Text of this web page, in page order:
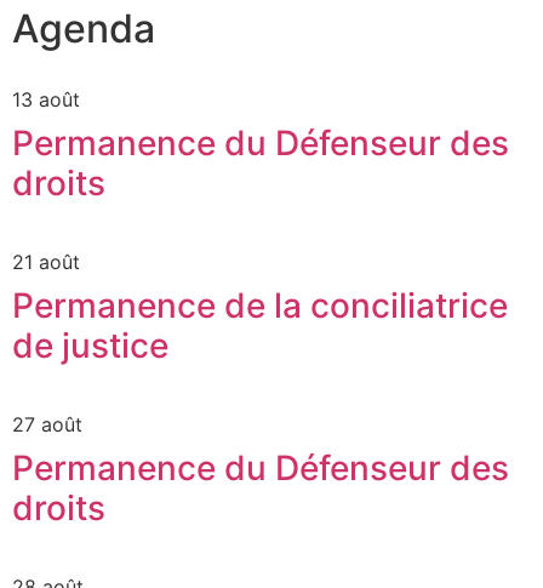
Agenda
13 août
Permanence du Défenseur des
droits
21 août
Permanence de la conciliatrice
de justice
27 août
Permanence du Défenseur des
droits